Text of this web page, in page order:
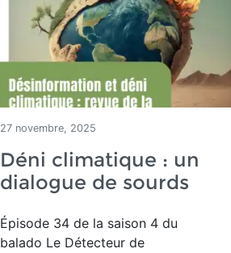
27 novembre, 2025
Déni climatique : un
dialogue de sourds
Épisode 34 de la saison 4 du
balado Le Détecteur de